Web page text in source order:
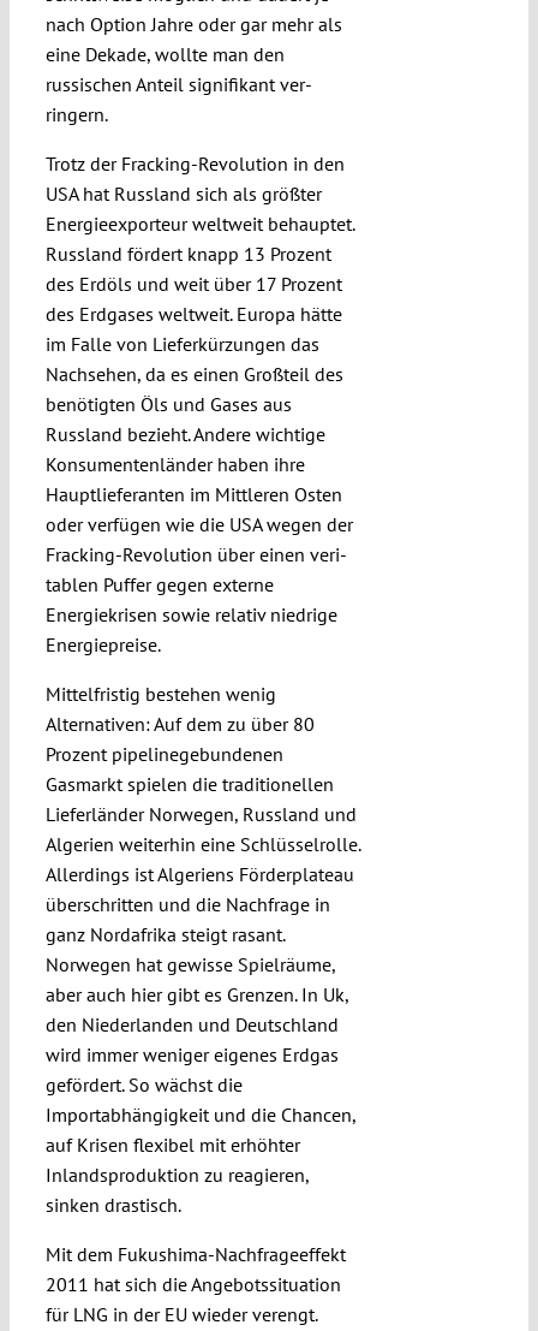
nach Option Jahre oder gar mehr als
eine Dekade, wollte man den
russischen Anteil signifikant ver­
ringern.
Trotz der Fracking-Revo­lution in den
USA hat Russland sich als größter
Energieexporteur weltweit behaup­tet.
Russland fördert knapp 13 Prozent
des Erd­öls und weit über 17 Pro­zent
des Erdgases weltweit. Europa hätte
im Falle von Lieferkürzungen das
Nachsehen, da es einen Großteil des
benötigten Öls und Gases aus
Russland bezieht. Andere wichtige
Konsumentenländer haben ihre
Hauptlieferanten im Mittleren Osten
oder verfügen wie die USA wegen der
Fracking-Revolution über einen veri­
tablen Puffer gegen externe
Energiekrisen sowie relativ niedri­ge
Energiepreise.
Mittelfristig bestehen wenig
Alternativen: Auf dem zu über 80
Prozent pipe­linegebunde­nen
Gasmarkt spielen die tra­di­tionellen
Lieferländer Norwegen, Russ­land und
Al­gerien weiterhin eine Schlüsselrolle.
Aller­dings ist Algeriens Förderplateau
über­schritten und die Nachfrage in
ganz Nord­afrika steigt rasant.
Norwegen hat gewisse Spielräume,
aber auch hier gibt es Grenzen. In Uk,
den Niederlanden und Deutschland
wird immer weniger eige­nes Erdgas
gefördert. So wächst die
Importabhängigkeit und die Chancen,
auf Krisen flexibel mit erhöhter
Inlandsproduk­tion zu reagieren,
sinken drastisch.
Mit dem Fuku­shima-Nachfrageeffekt
2011 hat sich die An­gebots­situation
für LNG in der EU wieder verengt.